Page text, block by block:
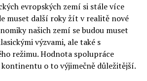
evropských zemí si stále více
muset další roky žít v realitě nové
našich zemí se budou muset
výzvami, ale také s
režimu. Hodnota spolupráce
kontinentu o to výjimečně důležitější.